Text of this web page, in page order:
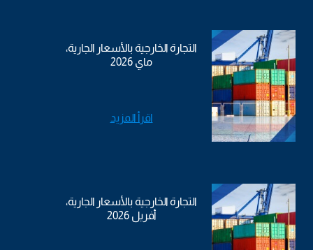
التجارة الخارجية بالأسعار الجارية،
ماي 2026
اقرأ المزيد
التجارة الخارجية بالأسعار الجارية،
أفريل 2026